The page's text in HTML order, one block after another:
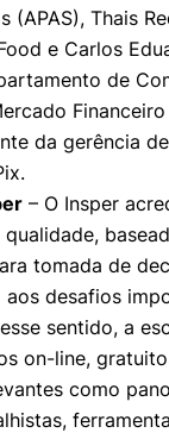
Computação
Produção
Pesquisa
(APAS), Thais
e Carlos
de
da gerência
– O Insper
tomada de
aos desafios
sentido, a
on-line,
como